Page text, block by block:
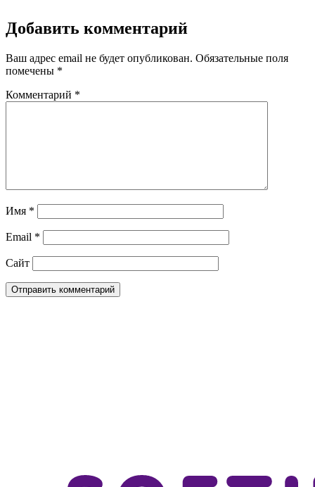
Добавить комментарий
Ваш адрес email не будет опубликован. Обязательные поля
помечены *
Комментарий *
Имя *
Email *
Сайт